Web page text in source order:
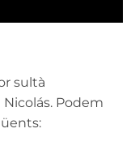
sultà
Podem